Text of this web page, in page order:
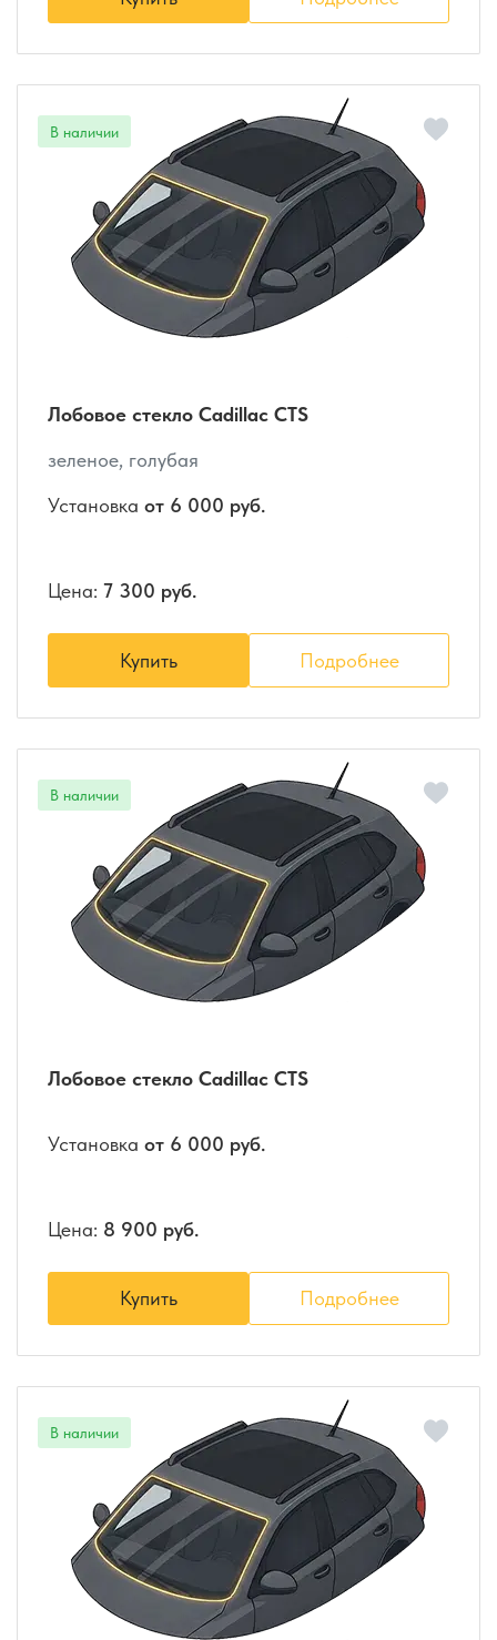
Лобовое стекло Cadillac CTS
зеленое, голубая
Установка от 6 000 руб.
Цена: 7 300 руб.
Купить Подробнее
Лобовое стекло Cadillac CTS
Установка от 6 000 руб.
Цена: 8 900 руб.
Купить Подробнее